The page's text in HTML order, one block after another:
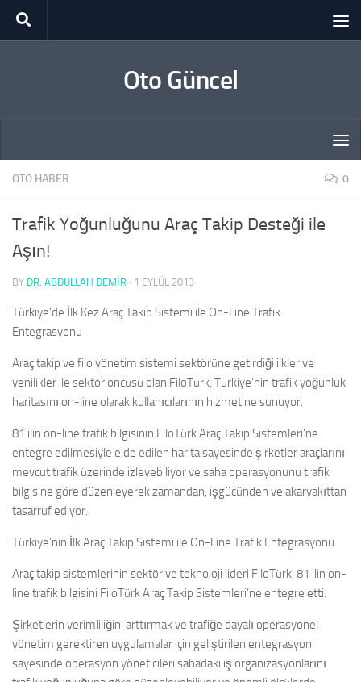
Skip to content
Oto Güncel
OTO HABER 0
Trafik Yoğunluğunu Araç Takip Desteği ile
Aşın!
BY DR. ABDULLAH DEMİR · 1 EYLÜL 2013
Türkiye’de İlk Kez Araç Takip Sistemi ile On-Line Trafik
Entegrasyonu
Araç takip ve filo yönetim sistemi sektörüne getirdiği ilkler ve
yenilikler ile sektör öncüsü olan FiloTürk, Türkiye’nin trafik yoğunluk
haritasını on-line olarak kullanıcılarının hizmetine sunuyor.
81 ilin on-line trafik bilgisinin FiloTürk Araç Takip Sistemleri’ne
entegre edilmesiyle elde edilen harita sayesinde şirketler araçlarını
mevcut trafik üzerinde izleyebiliyor ve saha operasyonunu trafik
bilgisine göre düzenleyerek zamandan, işgücünden ve akaryakıttan
tasarruf ediyor.
Türkiye’nin İlk Araç Takip Sistemi ile On-Line Trafik Entegrasyonu
Araç takip sistemlerinin sektör ve teknoloji lideri FiloTürk, 81 ilin on-
line trafik bilgisini FiloTürk Araç Takip Sistemleri’ne entegre etti.
Şirketlerin verimliliğini arttırmak ve trafiğe dayalı operasyonel
yönetim gerektiren uygulamalar için geliştirilen entegrasyon
sayesinde operasyon yöneticileri sahadaki iş organizasyonlarını